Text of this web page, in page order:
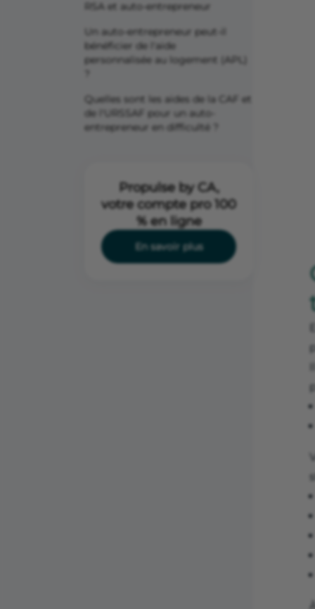
RSA et auto-entrepreneur
Un auto-entrepreneur peut-il
bénéficier de l'aide
personnalisée au logement (APL)
Quelles sont les aides de la CAF et
de l'URSSAF pour un auto-
entrepreneur en difficulté ?
Propulse by CA,
votre compte pro 100
% en ligne
En savoir plus